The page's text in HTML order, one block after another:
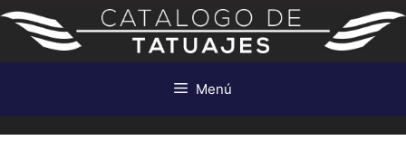
Saltar
contenido
Menú